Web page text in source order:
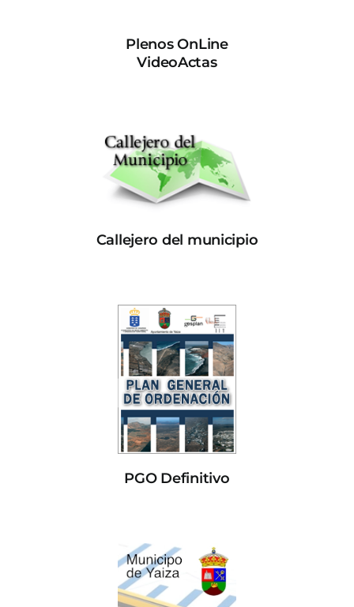
Plenos OnLine
VideoActas
Callejero del municipio
PGO Definitivo